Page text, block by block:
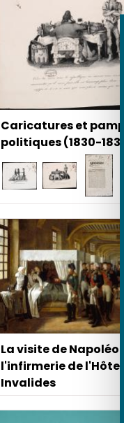
Caricatures et
politiques (1830-
La visite de
l'infirmerie de
Invalides